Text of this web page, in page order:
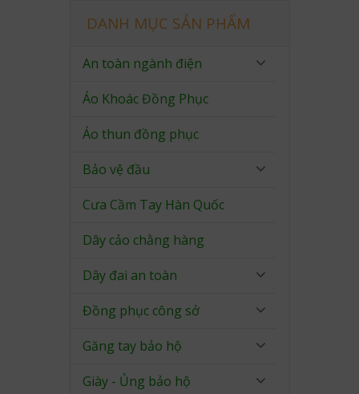
DANH MỤC SẢN PHẨM
An toàn ngành điện
Áo Khoác Đồng Phục
Áo thun đồng phục
Bảo vệ đầu
Cưa Cầm Tay Hàn Quốc
Dây cảo chằng hàng
Dây đai an toàn
Đồng phục công sở
Găng tay bảo hộ
Giày - Ủng bảo hộ